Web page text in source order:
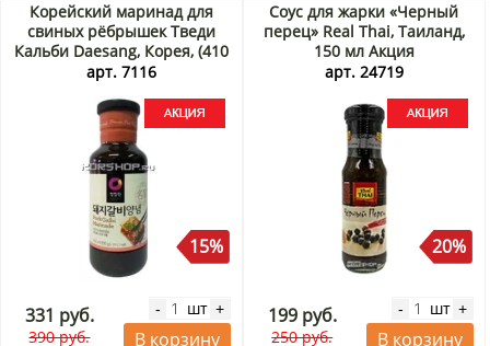
Корейский маринад для
свиных рёбрышек Тведи
Кальби Daesang, Корея, (410
мл) 500 г Акция
арт. 7116
15%
331 руб.
390 руб.
- шт +
В корзину
Соус для жарки «Черный
перец» Real Thai, Таиланд,
150 мл Акция
арт. 24719
20%
199 руб.
250 руб.
- шт +
В корзину